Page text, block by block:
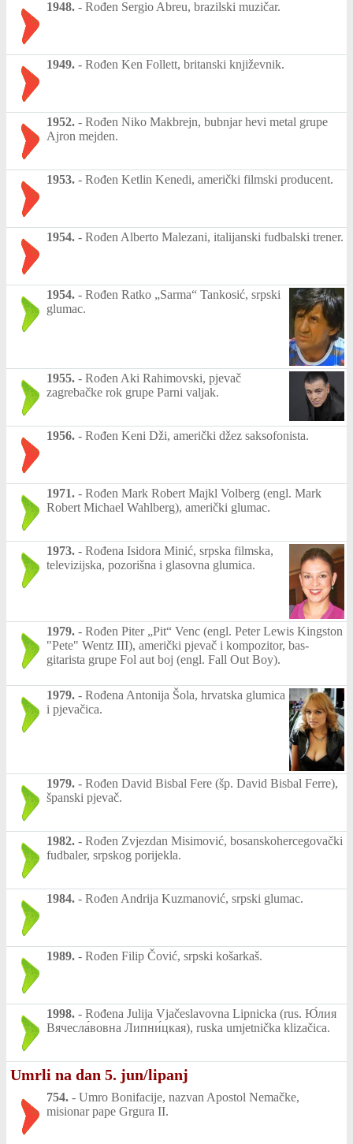
1948. - Rođen Sergio Abreu, brazilski muzičar.
1949. - Rođen Ken Follett, britanski književnik.
1952. - Rođen Niko Makbrejn, bubnjar hevi metal grupe
Ajron mejden.
1953. - Rođen Ketlin Kenedi, američki filmski producent.
1954. - Rođen Alberto Malezani, italijanski fudbalski trener.
1954. - Rođen Ratko „Sarma“ Tankosić, srpski
glumac.
1955. - Rođen Aki Rahimovski, pjevač
zagrebačke rok grupe Parni valjak.
1956. - Rođen Keni Dži, američki džez saksofonista.
1971. - Rođen Mark Robert Majkl Volberg (engl. Mark
Robert Michael Wahlberg), američki glumac.
1973. - Rođena Isidora Minić, srpska filmska,
televizijska, pozorišna i glasovna glumica.
1979. - Rođen Piter „Pit“ Venc (engl. Peter Lewis Kingston
"Pete" Wentz III), američki pjevač i kompozitor, bas-
gitarista grupe Fol aut boj (engl. Fall Out Boy).
1979. - Rođena Antonija Šola, hrvatska glumica
i pjevačica.
1979. - Rođen David Bisbal Fere (šp. David Bisbal Ferre),
španski pjevač.
1982. - Rođen Zvjezdan Misimović, bosanskohercegovački
fudbaler, srpskog porijekla.
1984. - Rođen Andrija Kuzmanović, srpski glumac.
1989. - Rođen Filip Čović, srpski košarkaš.
1998. - Rođena Julija Vjačeslavovna Lipnicka (rus. Ю́лия
Вячесла́вовна Липни́цкая), ruska umjetnička klizačica.
Umrli na dan 5. jun/lipanj
754. - Umro Bonifacije, nazvan Apostol Nemačke,
misionar pape Grgura II.